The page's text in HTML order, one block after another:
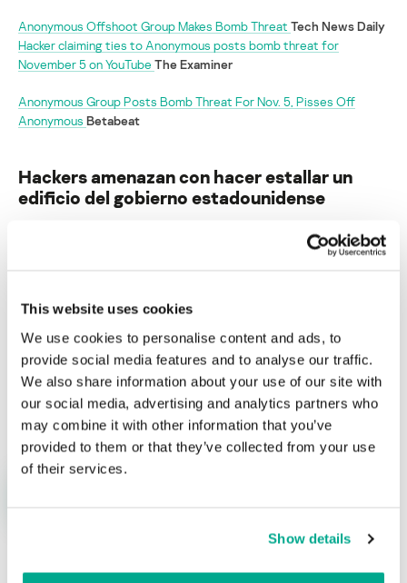
This website uses cookies
We use cookies to personalise content and ads, to
provide social media features and to analyse our traffic.
We also share information about your use of our site with
our social media, advertising and analytics partners who
may combine it with other information that you’ve
provided to them or that they’ve collected from your use
of their services.
Show details
Anonymous Offshoot Group Makes Bomb Threat Tech News Daily
Hacker claiming ties to Anonymous posts bomb threat for
November 5 on YouTube The Examiner
Anonymous Group Posts Bomb Threat For Nov. 5, Pisses Off
Anonymous Betabeat
Hackers amenazan con hacer estallar un
edificio del gobierno estadounidense
Su dirección de correo electrónico no será publicada. Los
Correo electrónico